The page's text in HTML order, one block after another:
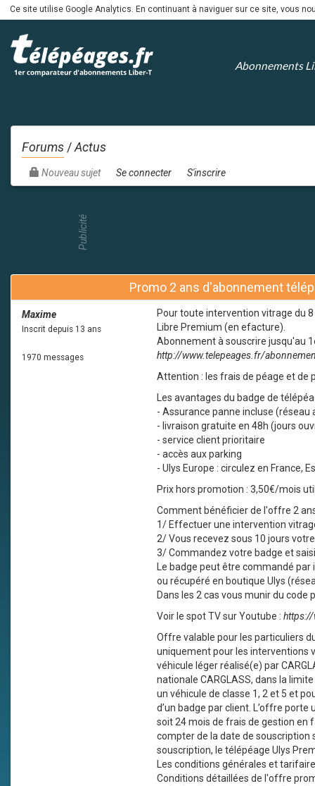
Ce site utilise Google Analytics. En continuant à naviguer sur ce site, vous
Abonnements
Forums /Actus
Nouveau sujet Se connecter S'inscrire
Publicité
Promo 2 ans d'abonnement
Maxime
Inscrit depuis 13 ans
1970 messages
Pour toute intervention vitrage du
Libre Premium (en efacture).
Abonnement à souscrire jusqu'au
http://www.telepeages.fr/
Attention : les frais de péage et de
Les avantages du badge de
- Assurance panne incluse
- livraison gratuite en 48h (jours
- service client prioritaire
- accès aux parking
- Ulys Europe : circulez en France,
Prix hors promotion : 3,50€/mois
Comment bénéficier de l'offre 2
1/ Effectuer une intervention
2/ Vous recevez sous 10 jours
3/ Commandez votre badge et
Le badge peut être commandé
ou récupéré en boutique Ulys
Dans les 2 cas vous munir du code
Voir le spot TV sur Youtube : https://
Offre valable pour les particuliers
uniquement pour les interventions
véhicule léger réalisé(e) par
nationale CARGLASS, dans la
un véhicule de classe 1, 2 et 5 et
d’un badge par client. L’offre
soit 24 mois de frais de gestion en
compter de la date de
souscription, le télépéage Ulys
Les conditions générales et
Conditions détaillées de l'offre